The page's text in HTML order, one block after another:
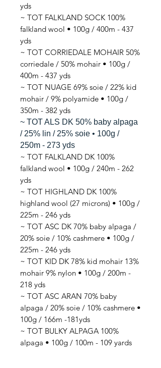
yds
~ TOT FALKLAND SOCK 100%
falkland wool • 100g / 400m - 437
yds
~ TOT CORRIEDALE MOHAIR 50%
corriedale / 50% mohair • 100g /
400m - 437 yds
~ TOT NUAGE 69% soie / 22% kid
mohair / 9% polyamide • 100g /
350m - 382 yds
~ TOT ALS DK 50% baby alpaga
/ 25% lin / 25% soie • 100g /
250m - 273 yds
~ TOT FALKLAND DK 100%
falkland wool • 100g / 240m - 262
yds
~ TOT HIGHLAND DK 100%
highland wool (27 microns) • 100g /
225m - 246 yds
~ TOT ASC DK 70% baby alpaga /
20% soie / 10% cashmere • 100g /
225m - 246 yds
~ TOT KID DK 78% kid mohair 13%
mohair 9% nylon • 100g / 200m -
218 yds
~ TOT ASC ARAN 70% baby
alpaga / 20% soie / 10% cashmere •
100g / 166m -181yds
~ TOT BULKY ALPAGA 100%
alpaga • 100g / 100m - 109 yards